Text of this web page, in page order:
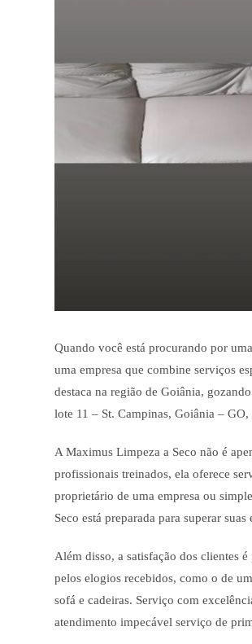
Quando você está procurando por
uma empresa que combine serviços
destaca na região de Goiânia,
lote 11 – St. Campinas, Goiânia –
A Maximus Limpeza a Seco não é
profissionais treinados, ela oferece
proprietário de uma empresa ou
Seco está preparada para superar suas
Além disso, a satisfação dos clientes
pelos elogios recebidos, como o de
sofá e cadeiras. Serviço com
atendimento impecável serviço de